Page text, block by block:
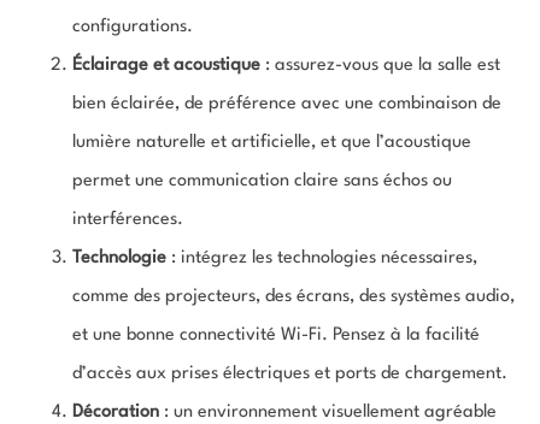
configurations.
Éclairage et acoustique : assurez-vous que la salle est
bien éclairée, de préférence avec une combinaison de
lumière naturelle et artificielle, et que l’acoustique
permet une communication claire sans échos ou
interférences.
Technologie : intégrez les technologies nécessaires,
comme des projecteurs, des écrans, des systèmes audio,
et une bonne connectivité Wi-Fi. Pensez à la facilité
d’accès aux prises électriques et ports de chargement.
Décoration : un environnement visuellement agréable